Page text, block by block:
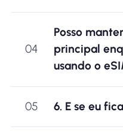
04
Posso
principal
usando o
05 6. E se eu